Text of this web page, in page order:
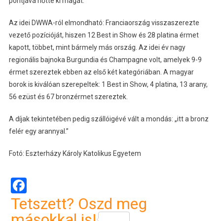
Az idei DWWA-ról elmondható: Franciaország visszaszerezte
vezető pozícióját, hiszen 12 Best in Show és 28 platina érmet
kapott, többet, mint bármely más ország. Az idei év nagy
regionális bajnoka Burgundia és Champagne volt, amelyek 9-9
érmet szereztek ebben az első két kategóriában. A magyar
borok is kiválóan szerepeltek: 1 Best in Show, 4 platina, 13 arany,
56 ezüst és 67 bronzérmet szereztek.
A díjak tekintetében pedig szállóigévé vált a mondás: „itt a bronz
felér egy arannyal.”
Fotó: Eszterházy Károly Katolikus Egyetem
Facebook
Tetszett? Oszd meg